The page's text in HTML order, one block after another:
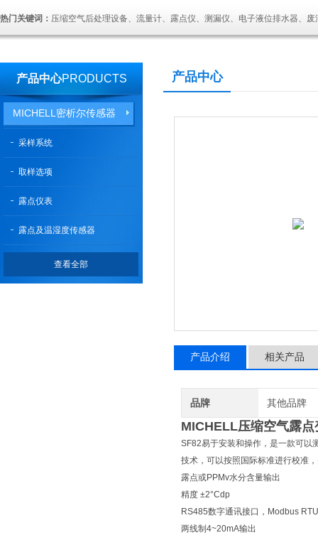
热门关键词： 压缩空气后处理设备、流量计、露点仪、测漏仪、电子液位排水器、
产品中心PRODUCTS
MICHELL密析尔传感器
采样系统
取样选项
露点仪表
露点及温湿度传感器
查看全部
产品中心
产品介绍 相关产品
品牌 其他品牌
MICHELL压缩空气露
SF82易于安装和操作，是一款可以
技术，可以按照国际标准进行校准
露点或PPMv水分含量输出
精度 ±2°Cdp
RS485数字通讯接口，Modbus
两线制4~20mA输出